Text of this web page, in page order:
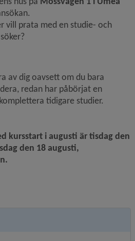
vill prata med en studie- och
webbplats.
av dig oavsett om du bara
redan har påbörjat en
tidigare studier.
webbplats, öppnas i nytt fönster.
kursstart i augusti är tisdag den
den 18 augusti,